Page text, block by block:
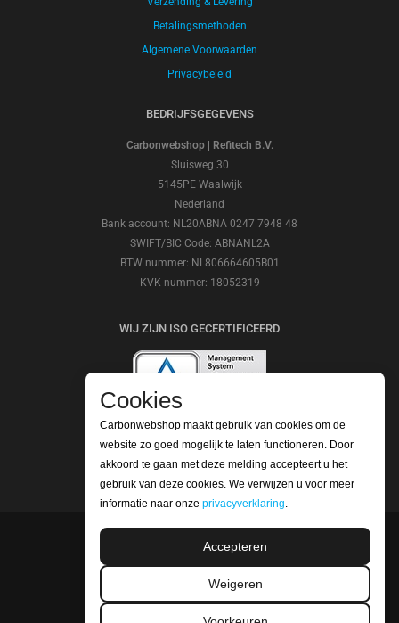
Betalingsmethoden
Algemene Voorwaarden
Privacybeleid
BEDRIJFSGEGEVENS
Carbonwebshop | Refitech B.V.
Sluisweg 30
5145PE Waalwijk
Nederland
Bank account: NL20ABNA 0247 7948 48
SWIFT/BIC Code: ABNANL2A
BTW nummer: NL806664605B01
KVK nummer: 18052319
WIJ ZIJN ISO GECERTIFICEERD
BEKIJK ONZE REVIEWS
©2026 Carbonwebshop
Telefoonnummer: +31 (0) 416 561365 | Email:
Cookies
Carbonwebshop maakt gebruik van cookies om de
website zo goed mogelijk te laten functioneren. Door
akkoord te gaan met deze melding accepteert u het
gebruik van deze cookies. We verwijzen u voor meer
informatie naar onze privacyverklaring.
Accepteren
Weigeren